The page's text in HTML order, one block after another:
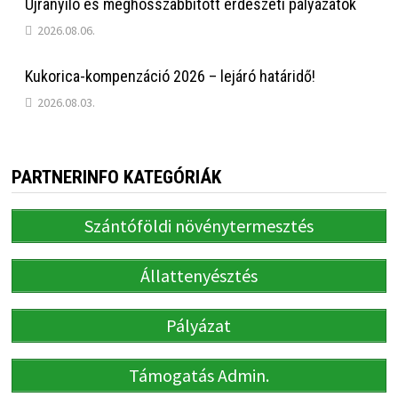
Újranyíló és meghosszabbított erdészeti pályázatok
2026.08.06.
Kukorica-kompenzáció 2026 – lejáró határidő!
2026.08.03.
PARTNERINFO KATEGÓRIÁK
Szántóföldi növénytermesztés
Állattenyésztés
Pályázat
Támogatás Admin.